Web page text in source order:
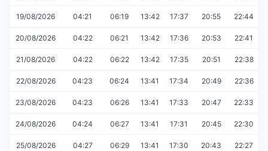
19/08/2026 04:21 06:19 13:42 17:37 20:55 22:44
20/08/2026 04:22 06:21 13:42 17:36 20:53 22:41
21/08/2026 04:22 06:22 13:42 17:35 20:51 22:38
22/08/2026 04:23 06:24 13:41 17:34 20:49 22:36
23/08/2026 04:23 06:26 13:41 17:33 20:47 22:33
24/08/2026 04:24 06:27 13:41 17:31 20:45 22:30
25/08/2026 04:27 06:29 13:41 17:30 20:43 22:27